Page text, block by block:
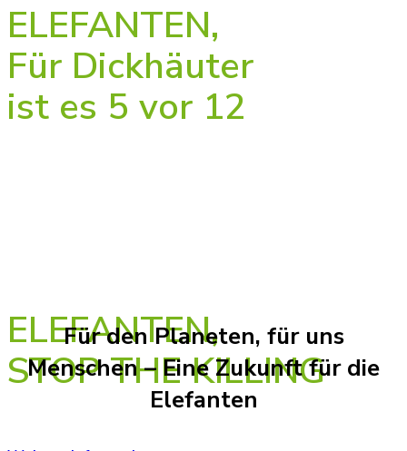
ELEFANTEN,
Für Dickhäuter
ist es 5 vor 12
ELEFANTEN,
STOP THE KILLING
Für den Planeten, für uns
Menschen ­­– Eine Zukunft für die
Elefanten